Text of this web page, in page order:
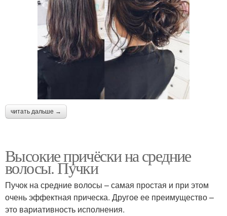
читать дальше →
Высокие причёски на средние
волосы. Пучки
Пучок на средние волосы – самая простая и при этом
очень эффектная прическа. Другое ее преимущество –
это вариативность исполнения.